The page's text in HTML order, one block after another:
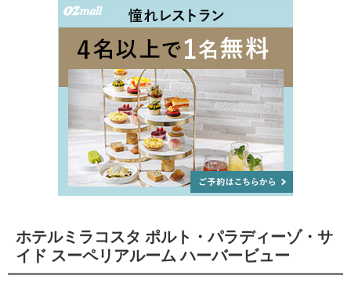
ホテルミラコスタ ポルト・パラディーゾ・サ
イド スーペリアルーム ハーバービュー